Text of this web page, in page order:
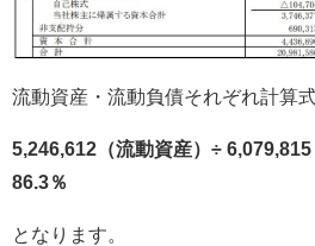
流動資産・流動負債それぞれ計算
5,246,612（流動資産）÷
86.3％
となります。